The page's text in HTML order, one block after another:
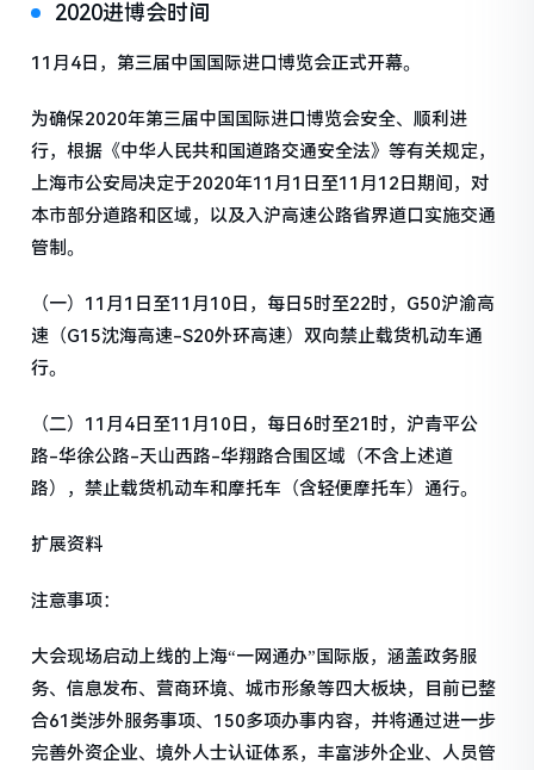
2020进博会时间
11月4日，第三届中国国际进口博览会正式开幕。
为确保2020年第三届中国国际进口博览会安全、顺利进
行，根据《中华人民共和国道路交通安全法》等有关规定，
上海市公安局决定于2020年11月1日至11月12日期间，对
本市部分道路和区域，以及入沪高速公路省界道口实施交通
管制。
（一）11月1日至11月10日，每日5时至22时，G50沪渝高
速（G15沈海高速-S20外环高速）双向禁止载货机动车通
行。
（二）11月4日至11月10日，每日6时至21时，沪青平公
路-华徐公路-天山西路-华翔路合围区域（不含上述道
路），禁止载货机动车和摩托车（含轻便摩托车）通行。
扩展资料
注意事项：
大会现场启动上线的上海“一网通办”国际版，涵盖政务服
务、信息发布、营商环境、城市形象等四大板块，目前已整
合61类涉外服务事项、150多项办事内容，并将通过进一步
完善外资企业、境外人士认证体系，丰富涉外企业、人员管